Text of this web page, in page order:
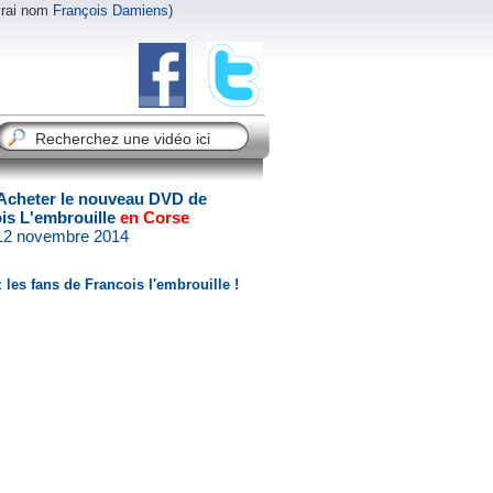
nom François Damiens)
le nouveau DVD de
L'embrouille en Corse
novembre 2014
les fans de Francois l'embrouille !